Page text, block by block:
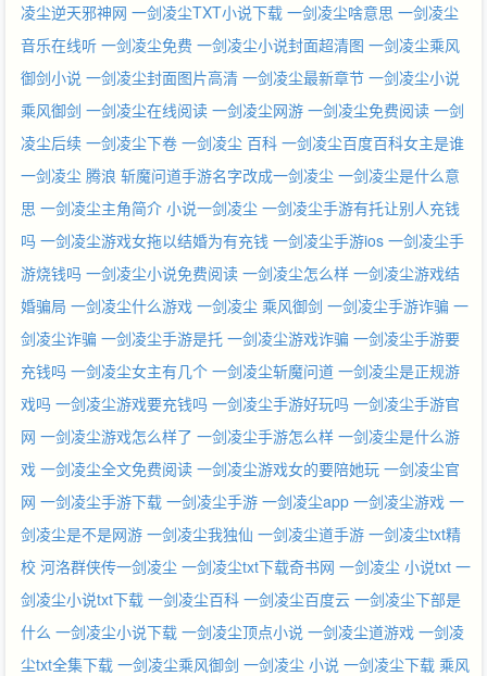
凌尘逆天邪神网 一剑凌尘TXT小说下载 一剑凌尘啥意思 一剑凌尘
音乐在线听 一剑凌尘免费 一剑凌尘小说封面超清图 一剑凌尘乘风
御剑小说 一剑凌尘封面图片高清 一剑凌尘最新章节 一剑凌尘小说
乘风御剑 一剑凌尘在线阅读 一剑凌尘网游 一剑凌尘免费阅读 一剑
凌尘后续 一剑凌尘下卷 一剑凌尘 百科 一剑凌尘百度百科女主是谁
一剑凌尘 腾浪 斩魔问道手游名字改成一剑凌尘 一剑凌尘是什么意
思 一剑凌尘主角简介 小说一剑凌尘 一剑凌尘手游有托让别人充钱
吗 一剑凌尘游戏女拖以结婚为有充钱 一剑凌尘手游ios 一剑凌尘手
游烧钱吗 一剑凌尘小说免费阅读 一剑凌尘怎么样 一剑凌尘游戏结
婚骗局 一剑凌尘什么游戏 一剑凌尘 乘风御剑 一剑凌尘手游诈骗 一
剑凌尘诈骗 一剑凌尘手游是托 一剑凌尘游戏诈骗 一剑凌尘手游要
充钱吗 一剑凌尘女主有几个 一剑凌尘斩魔问道 一剑凌尘是正规游
戏吗 一剑凌尘游戏要充钱吗 一剑凌尘手游好玩吗 一剑凌尘手游官
网 一剑凌尘游戏怎么样了 一剑凌尘手游怎么样 一剑凌尘是什么游
戏 一剑凌尘全文免费阅读 一剑凌尘游戏女的要陪她玩 一剑凌尘官
网 一剑凌尘手游下载 一剑凌尘手游 一剑凌尘app 一剑凌尘游戏 一
剑凌尘是不是网游 一剑凌尘我独仙 一剑凌尘道手游 一剑凌尘txt精
校 河洛群侠传一剑凌尘 一剑凌尘txt下载奇书网 一剑凌尘 小说txt 一
剑凌尘小说txt下载 一剑凌尘百科 一剑凌尘百度云 一剑凌尘下部是
什么 一剑凌尘小说下载 一剑凌尘顶点小说 一剑凌尘道游戏 一剑凌
尘txt全集下载 一剑凌尘乘风御剑 一剑凌尘 小说 一剑凌尘下载 乘风